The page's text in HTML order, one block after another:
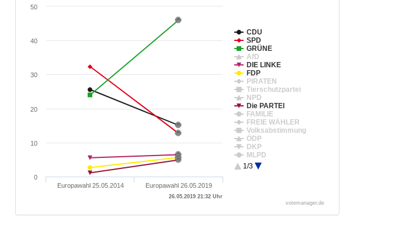
26.05.2019 21:32 Uhr
CDU
SPD
GRÜNE
AfD
DIE LINKE
FDP
PIRATEN
Tierschutzpartei
NPD
Die PARTEI
FAMILIE
FREIE WÄHLER
Volksabstimmung
ÖDP
DKP
MLPD
BP
SGP
1/3
Europawahl 25.05.2014 Europawahl 26.05.2019
0
10
20
30
40
50
votemanager.de